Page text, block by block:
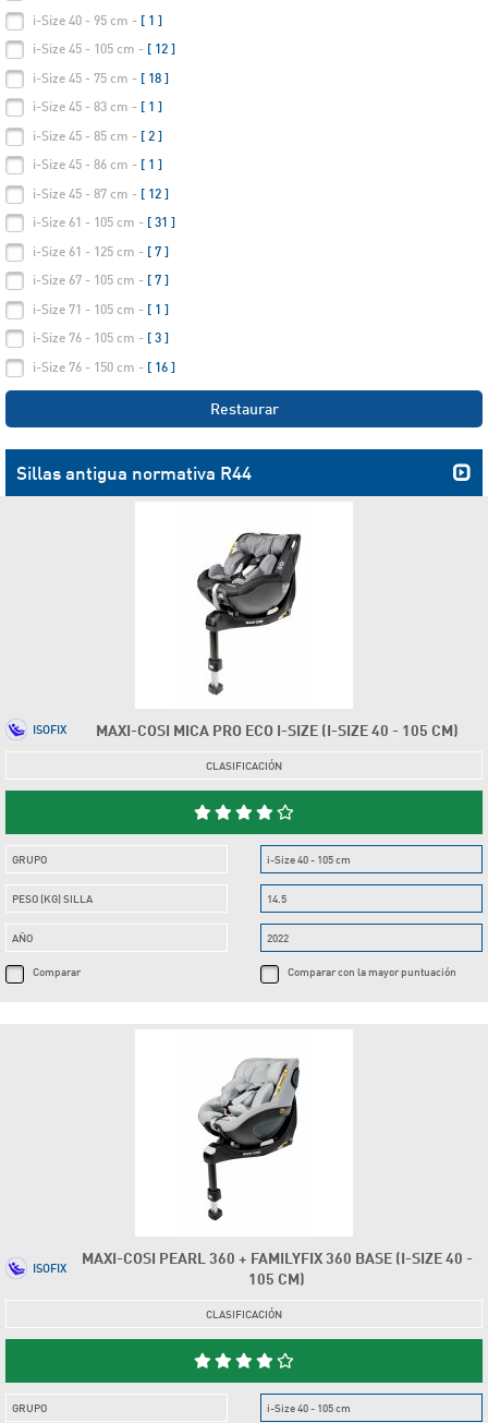
i-Size 40 - 95 cm - [ 1 ]
i-Size 45 - 105 cm - [ 12 ]
i-Size 45 - 75 cm - [ 18 ]
i-Size 45 - 83 cm - [ 1 ]
i-Size 45 - 85 cm - [ 2 ]
i-Size 45 - 86 cm - [ 1 ]
i-Size 45 - 87 cm - [ 12 ]
i-Size 61 - 105 cm - [ 31 ]
i-Size 61 - 125 cm - [ 7 ]
i-Size 67 - 105 cm - [ 7 ]
i-Size 71 - 105 cm - [ 1 ]
i-Size 76 - 105 cm - [ 3 ]
i-Size 76 - 150 cm - [ 16 ]
Restaurar
Sillas antigua normativa R44
MAXI-COSI MICA PRO ECO I-SIZE (I-SIZE 40 - 105 CM)
ISOFIX
CLASIFICACIÓN
GRUPO
PESO (KG) SILLA
AÑO
Comparar
i-Size 40 - 105 cm
14.5
2022
Comparar con la mayor puntuación
MAXI-COSI PEARL 360 + FAMILYFIX 360 BASE (I-SIZE 40 -
105 CM)
ISOFIX
CLASIFICACIÓN
GRUPO i-Size 40 - 105 cm